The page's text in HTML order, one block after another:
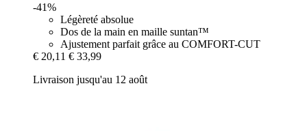
-41%
Légèreté absolue
Dos de la main en maille suntan™
Ajustement parfait grâce au COMFORT-CUT
€ 20,11 € 33,99
Livraison jusqu'au 12 août